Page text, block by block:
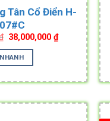
Tân Cổ Điển H-
Original
price
was:
52,000,000 ₫.
38,000,000 ₫Current
price
38,000,000 ₫.